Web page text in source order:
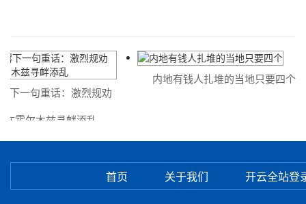
句重话：激烈规劝
尔木兹寻衅添乱
内地有钱人扎堆的当地只要四个
首页 关于我们 开云全站登